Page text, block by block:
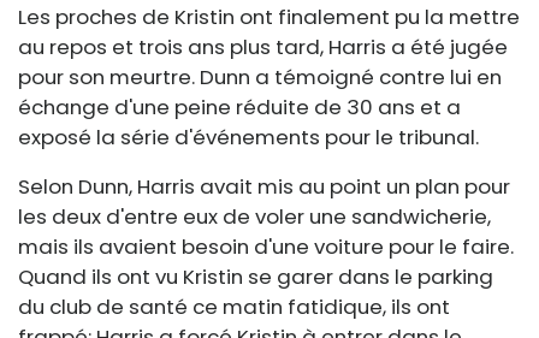
Les proches de Kristin ont finalement pu la mettre
au repos et trois ans plus tard, Harris a été jugée
pour son meurtre. Dunn a témoigné contre lui en
échange d'une peine réduite de 30 ans et a
exposé la série d'événements pour le tribunal.
Selon Dunn, Harris avait mis au point un plan pour
les deux d'entre eux de voler une sandwicherie,
mais ils avaient besoin d'une voiture pour le faire.
Quand ils ont vu Kristin se garer dans le parking
du club de santé ce matin fatidique, ils ont